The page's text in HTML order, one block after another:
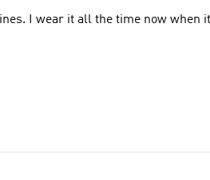
I wear it all the time now when